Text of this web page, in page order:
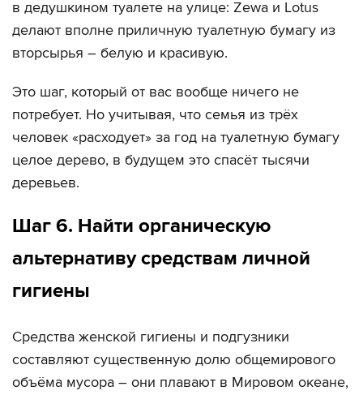
в дедушкином туалете на улице: Zewa и Lotus
делают вполне приличную туалетную бумагу из
вторсырья – белую и красивую.
Это шаг, который от вас вообще ничего не
потребует. Но учитывая, что семья из трёх
человек «расходует» за год на туалетную бумагу
целое дерево, в будущем это спасёт тысячи
деревьев.
Шаг 6. Найти органическую
альтернативу средствам личной
гигиены
Средства женской гигиены и подгузники
составляют существенную долю общемирового
объёма мусора – они плавают в Мировом океане,